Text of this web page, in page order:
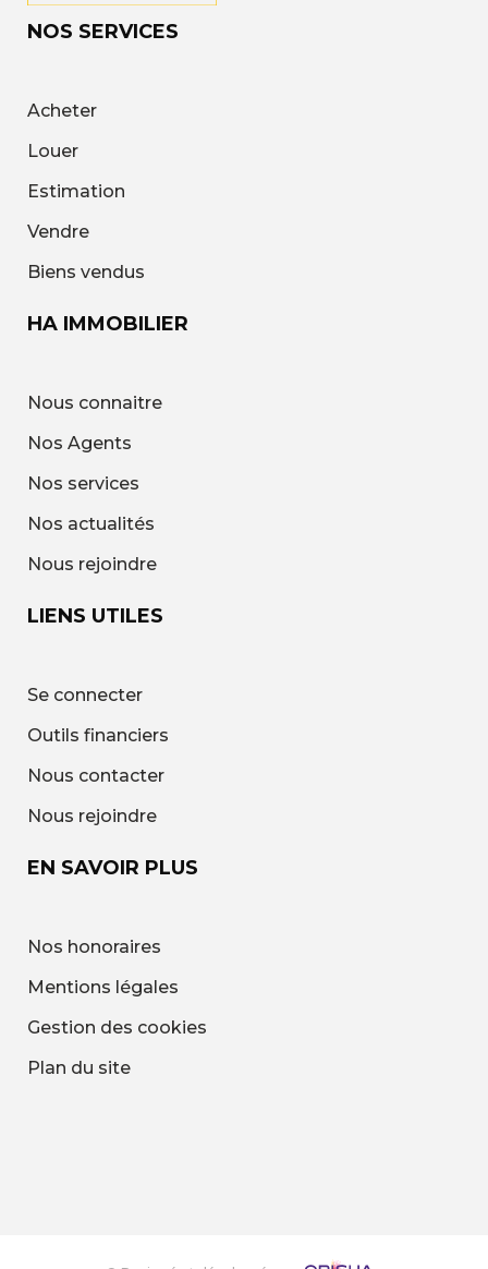
HA IMMOBILIER
Nous connaitre
Nos Agents
Nos services
Nos actualités
Nous rejoindre
NOS SERVICES
Acheter
Louer
Estimation
Vendre
Biens vendus
LIENS UTILES
Se connecter
Outils financiers
Nous contacter
Nous rejoindre
EN SAVOIR PLUS
Nos honoraires
Mentions légales
Gestion des cookies
Plan du site